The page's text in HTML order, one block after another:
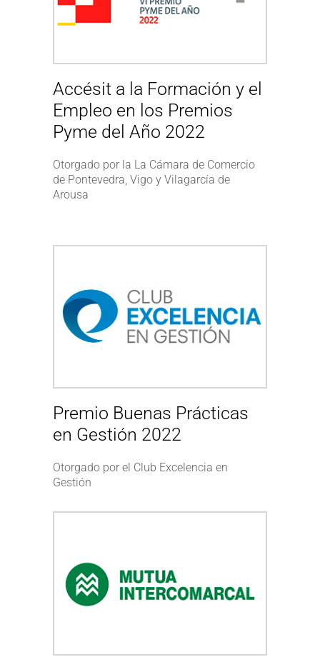
Accésit a la Formación y el
Empleo en los Premios
Pyme del Año 2022
Otorgado por la La Cámara de Comercio
de Pontevedra, Vigo y Vilagarcía de
Arousa
Premio Buenas Prácticas
en Gestión 2022
Otorgado por el Club Excelencia en
Gestión